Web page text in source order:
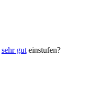
sehr gut einstufen?